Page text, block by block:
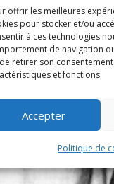
offrir les meilleures
pour stocker et/ou
à ces technologies
de navigation
retirer son
et fonctions.
Accepter
Politique de